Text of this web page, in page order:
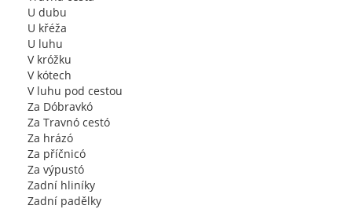
U dubu
U křéža
U luhu
V króžku
V kótech
V luhu pod cestou
Za Dóbravkó
Za Travnó cestó
Za hrázó
Za příčnicó
Za výpustó
Zadní hliníky
Zadní padělky